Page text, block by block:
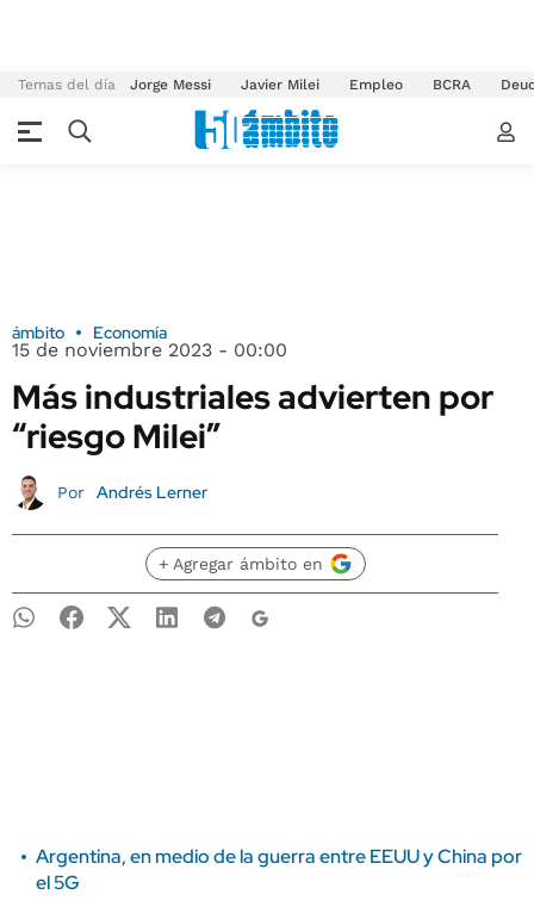
Temas del día Jorge Messi Javier Milei Empleo BCRA
ámbito Economía
15 de noviembre 2023 - 00:00
Más industriales advierten por
“riesgo Milei”
Por Andrés Lerner
+ Agregar ámbito en
Argentina, en medio de la guerra entre EEUU y China por
el 5G